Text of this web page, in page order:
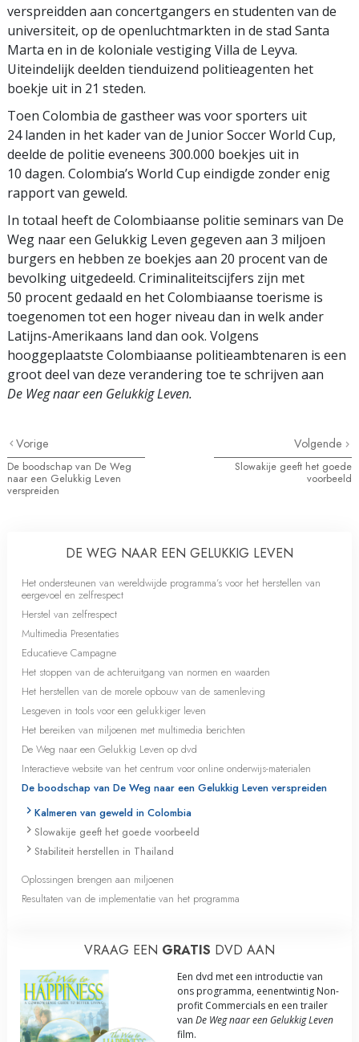
verspreidden aan concertgangers en studenten van de
universiteit, op de openluchtmarkten in de stad Santa
Marta en in de koloniale vestiging Villa de Leyva.
Uiteindelijk deelden tienduizend politieagenten het
boekje uit in 21 steden.
Toen Colombia de gastheer was voor sporters uit
24 landen in het kader van de Junior Soccer World Cup,
deelde de politie eveneens 300.000 boekjes uit in
10 dagen. Colombia’s World Cup eindigde zonder enig
rapport van geweld.
In totaal heeft de Colombiaanse politie seminars van De
Weg naar een Gelukkig Leven gegeven aan 3 miljoen
burgers en hebben ze boekjes aan 20 procent van de
bevolking uitgedeeld. Criminaliteitscijfers zijn met
50 procent gedaald en het Colombiaanse toerisme is
toegenomen tot een hoger niveau dan in welk ander
Latijns-Amerikaans land dan ook. Volgens
hooggeplaatste Colombiaanse politieambtenaren is een
groot deel van deze verandering toe te schrijven aan
De Weg naar een Gelukkig Leven.
Vorige
De boodschap van De Weg
naar een Gelukkig Leven
verspreiden
Volgende
Slowakije geeft het goede
voorbeeld
DE WEG NAAR EEN GELUKKIG LEVEN
Het ondersteunen van wereldwijde programma’s voor het herstellen van
eergevoel en zelfrespect
Herstel van zelfrespect
Multimedia Presentaties
Educatieve Campagne
Het stoppen van de achteruitgang van normen en waarden
Het herstellen van de morele opbouw van de samenleving
Lesgeven in tools voor een gelukkiger leven
Het bereiken van miljoenen met multimedia berichten
De Weg naar een Gelukkig Leven op dvd
Interactieve website van het centrum voor online onderwijs-materialen
De boodschap van De Weg naar een Gelukkig Leven verspreiden
Kalmeren van geweld in Colombia
Slowakije geeft het goede voorbeeld
Stabiliteit herstellen in Thailand
Oplossingen brengen aan miljoenen
Resultaten van de implementatie van het programma
VRAAG EEN GRATIS DVD AAN
Een dvd met een introductie van
ons programma, eenentwintig Non-
profit Commercials en een trailer
van De Weg naar een Gelukkig Leven
film.